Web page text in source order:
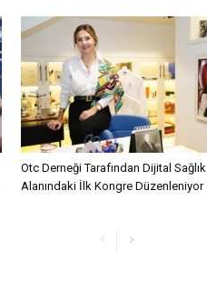
Otc Derneği Tarafından Dijital Sağlık
Alanındaki İlk Kongre Düzenleniyor